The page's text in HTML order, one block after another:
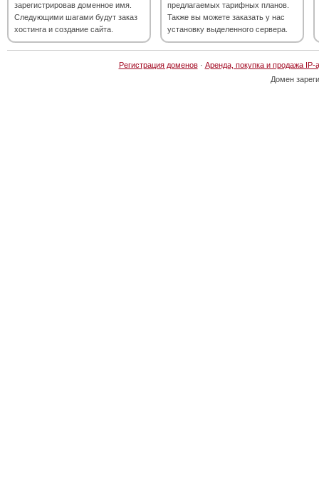
зарегистрировав доменное имя.
Следующими шагами будут заказ
хостинга и создание сайта.
предлагаемых тарифных планов.
Также вы можете заказать у нас
установку выделенного сервера.
Регистрация доменов· Аренда, покупка и продажа IP-
Домен